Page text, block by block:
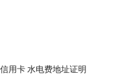
用卡 水电费地址证明